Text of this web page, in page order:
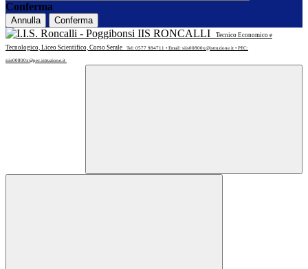
Conferma
Annulla Conferma
IIS RONCALLI
Tecnico Economico e
Tecnologico, Liceo Scientifico, Corso Serale
Tel: 0577 984711 • Email: siis00800x@istruzione.it • PEC:
siis00800x@pec.istruzione.it